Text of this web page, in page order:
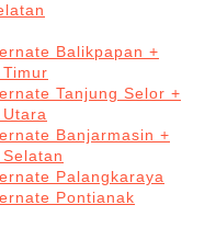
Balikpapan +
Tanjung Selor +
Banjarmasin +
Palangkaraya
Pontianak